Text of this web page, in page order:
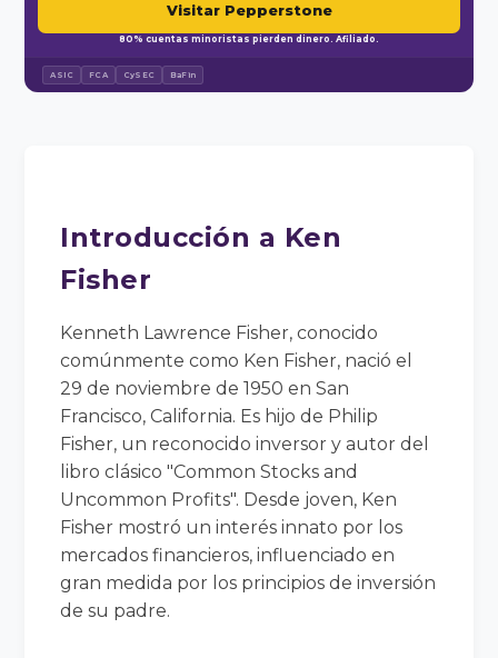
Visitar Pepperstone
80% cuentas minoristas pierden dinero. Afiliado.
ASIC FCA CySEC BaFin
Introducción a Ken
Fisher
Kenneth Lawrence Fisher, conocido
comúnmente como Ken Fisher, nació el
29 de noviembre de 1950 en San
Francisco, California. Es hijo de Philip
Fisher, un reconocido inversor y autor del
libro clásico "Common Stocks and
Uncommon Profits". Desde joven, Ken
Fisher mostró un interés innato por los
mercados financieros, influenciado en
gran medida por los principios de inversión
de su padre.